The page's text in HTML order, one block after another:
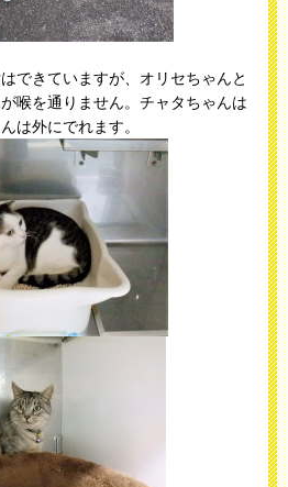
できていますが、オリセちゃんと
喉を通りません。チャタちゃんは
は外にでれます。